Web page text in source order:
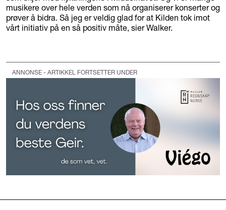
musikere over hele verden som nå organiserer konserter og
prøver å bidra. Så jeg er veldig glad for at Kilden tok imot
vårt initiativ på en så positiv måte, sier Walker.
ANNONSE - ARTIKKEL FORTSETTER UNDER